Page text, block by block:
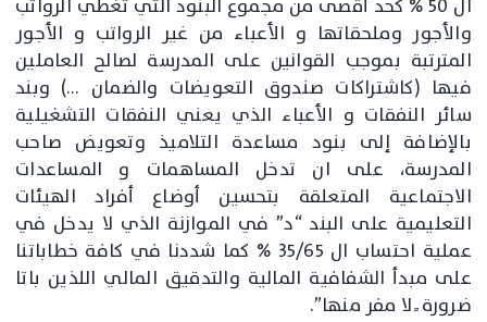
والأجور وملحقاتها و الأعباء من غير الرواتب و الأجور
المترتبة بموجب القوانين على المدرسة لصالح العاملين
فيها (كاشتراكات صندوق التعويضات والضمان …) وبند
سائر النفقات و الأعباء الذي يعني النفقات التشغيلية
بالإضافة إلى بنود مساعدة التلاميذ وتعويض صاحب
المدرسة، على ان تدخل المساهمات و المساعدات
الاجتماعية المتعلقة بتحسين أوضاع أفراد الهيئات
التعليمية على البند “د” في الموازنة الذي لا يدخل في
عملية احتساب ال ٣٥/٦٥ % كما شددنا في كافة خطاباتنا
على مبدأ الشفافية المالية والتدقيق المالي اللذين باتا
ضرورة ً لا مفر منها”.